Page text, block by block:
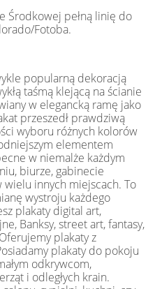
Środkowej pełną linię do
Fotoba.
popularną dekoracją
taśmą klejącą na ścianie
w elegancką ramę jako
przeszedł prawdziwą
wyboru różnych kolorów
elementem
w niemalże każdym
biurze, gabinecie
wielu innych miejscach. To
wystroju każdego
plakaty digital art,
Banksy, street art, fantasy,
plakaty z
plakaty do pokoju
odkrywcom,
i odległych krain.